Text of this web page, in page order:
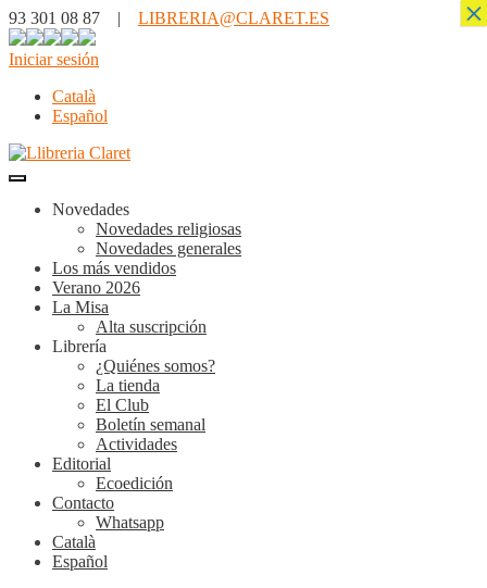
93 301 08 87 | LIBRERIA@CLARET.ES
Iniciar sesión
Català
Español
Novedades
Novedades religiosas
Novedades generales
Los más vendidos
Verano 2026
La Misa
Alta suscripción
Librería
¿Quiénes somos?
La tienda
El Club
Boletín semanal
Actividades
Editorial
Ecoedición
Contacto
Whatsapp
Català
Español
×